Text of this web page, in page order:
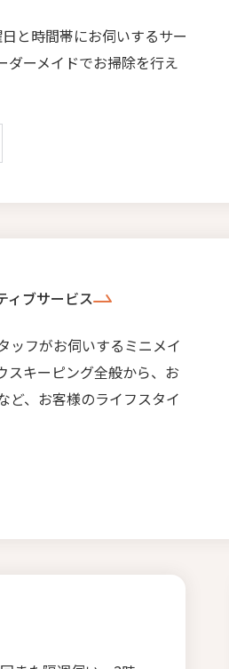
と時間帯にお伺いするサー
ダーメイドでお掃除を行え
ィブサービス
ッフがお伺いするミニメイ
スキーピング全般から、お
ど、お客様のライフスタイ